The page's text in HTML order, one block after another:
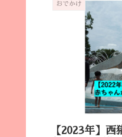
おでかけ
【2023年】